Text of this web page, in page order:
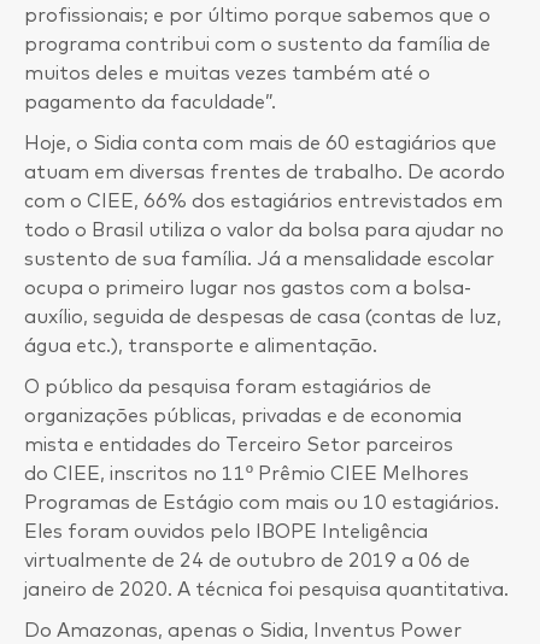
profissionais; e por último porque sabemos que o
programa contribui com o sustento da família de
muitos deles e muitas vezes também até o
pagamento da faculdade”.
Hoje, o Sidia conta com mais de 60 estagiários que
atuam em diversas frentes de trabalho. De acordo
com o CIEE, 66% dos estagiários entrevistados em
todo o Brasil utiliza o valor da bolsa para ajudar no
sustento de sua família. Já a mensalidade escolar
ocupa o primeiro lugar nos gastos com a bolsa-
auxílio, seguida de despesas de casa (contas de luz,
água etc.), transporte e alimentação.
O público da pesquisa foram estagiários de
organizações públicas, privadas e de economia
mista e entidades do Terceiro Setor parceiros
do CIEE, inscritos no 11º Prêmio CIEE Melhores
Programas de Estágio com mais ou 10 estagiários.
Eles foram ouvidos pelo IBOPE Inteligência
virtualmente de 24 de outubro de 2019 a 06 de
janeiro de 2020. A técnica foi pesquisa quantitativa.
Do Amazonas, apenas o Sidia, Inventus Power